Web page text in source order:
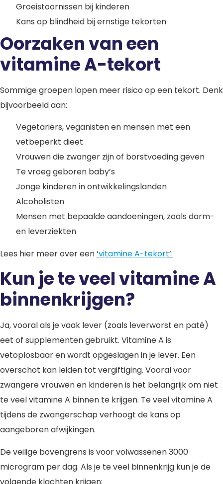
Groeistoornissen bij kinderen
Kans op blindheid bij ernstige tekorten
Oorzaken van een
vitamine A-tekort
Sommige groepen lopen meer risico op een tekort. Denk
bijvoorbeeld aan:
Vegetariërs, veganisten en mensen met een
vetbeperkt dieet
Vrouwen die zwanger zijn of borstvoeding geven
Te vroeg geboren baby’s
Jonge kinderen in ontwikkelingslanden
Alcoholisten
Mensen met bepaalde aandoeningen, zoals darm-
en leverziekten
Lees hier meer over een‘vitamine A-tekort‘.
Kun je te veel vitamine A
binnenkrijgen?
Ja, vooral als je vaak lever (zoals leverworst en paté)
eet of supplementen gebruikt. Vitamine A is
vetoplosbaar en wordt opgeslagen in je lever. Een
overschot kan leiden tot vergiftiging. Vooral voor
zwangere vrouwen en kinderen is het belangrijk om niet
te veel vitamine A binnen te krijgen. Te veel vitamine A
tijdens de zwangerschap verhoogt de kans op
aangeboren afwijkingen.
De veilige bovengrens is voor volwassenen 3000
microgram per dag. Als je te veel binnenkrijg kun je de
volgende klachten krijgen: